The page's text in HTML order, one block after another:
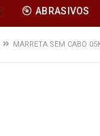
ABRASIVOS
MARRETA SEM CABO